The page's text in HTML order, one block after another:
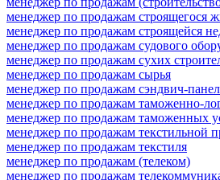
менеджер по продажам строящегося
менеджер по продажам строящейся
менеджер по продажам судового
менеджер по продажам сухих
менеджер по продажам сырья
менеджер по продажам сэндвич-
менеджер по продажам таможенно-
менеджер по продажам таможенных
менеджер по продажам текстильной
менеджер по продажам текстиля
менеджер по продажам (телеком)
менеджер по продажам